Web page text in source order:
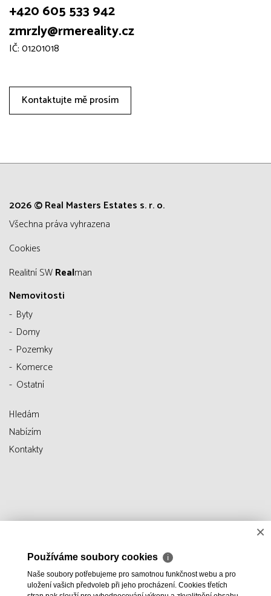
+420 605 533 942
zmrzly@rmereality.cz
IČ: 01201018
Kontaktujte mě prosím
2026 © Real Masters Estates s. r. o.
všechna práva vyhrazena
Cookies
Realitní SWRealman
Nemovitosti
Byty
Domy
Pozemky
Komerce
Ostatní
Hledám
Nabízím
Kontakty
×
Používáme soubory cookies ℹ
Naše soubory potřebujeme pro samotnou funkčnost webu a pro
uložení vašich předvoleb při jeho procházení. Cookies třetích